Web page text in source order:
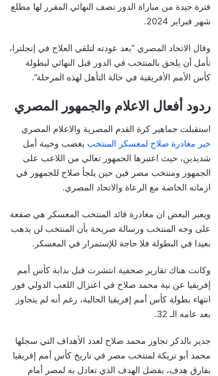
فترة جيدة من مباراة الدور نصف النهائي المقرر لها مطلع
شهر فبراير 2024.
وقال الاتحاد المصري “بعد عودته لتلقي العلاج في إنجلترا،
نأمل أن يلحق بالمنتخب في الدور قبل النهائي لبطولة
كأس الأمم الأفريقية في حالة التأهل لهذه المرحلة”.
ردود أفعال الاعلام والجمهور المصري
استقبلت جماهير كرة القدم المصرية والاعلام المصري
خبر مغادرة صلاح لمعسكر المنتخب بغضب وخيبة أمل
شديدين، حيث اعتبرها الجمهور تعالي من اللاعب على
الجمهور ومنتخب مصر فين حين يلجأ صلاح للجمهور في
ازماته الخاصة مع الرعاة والاتحاد المصري.
ويعبر البعض ان مغادرة قائد المنتخب المعسكر هي صفعة
على وجه المنتخب ورسالة صريحة بأن المنتخب لن يذهب
بعيدا في البطولة فلا حاجة للإستمرار في المعسكر.
وكانت هناك تقارير صحفية انتشرت قبل بداية كأس أمم
إفريقيا عن نية محمد صلاح في اعتزال اللعب الدولي فور
انتهاء بطولة كأس أمم إفريقيا الحالية، رغم أنه لم يتجاوز
بعد عامه الـ 32.
جدير بالذكر تجاوز محمد صلاح لعدد الأهداف التي سجلها
محمد أبو تريكة لمنتخب مصر في تاريخ كأس أمم إفريقيا
بفارق هدف، بفضل الهدف الذي تعادل به لمصر أمام